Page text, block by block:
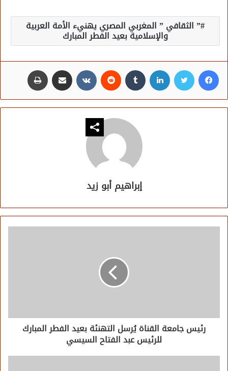
” الثقافي ” المغربي المصري يهنيء الأمة العربية
والإسلامية بعيد الفطر المبارك
فيسبوك تويتر لينكدإن مشاركة عبر البريد
إبراهيم أبو زيد
رئيس جامعة القناة يُرسل التهنئة بعيد الفطر المبارك
للرئيس عبد الفتاح السيسي